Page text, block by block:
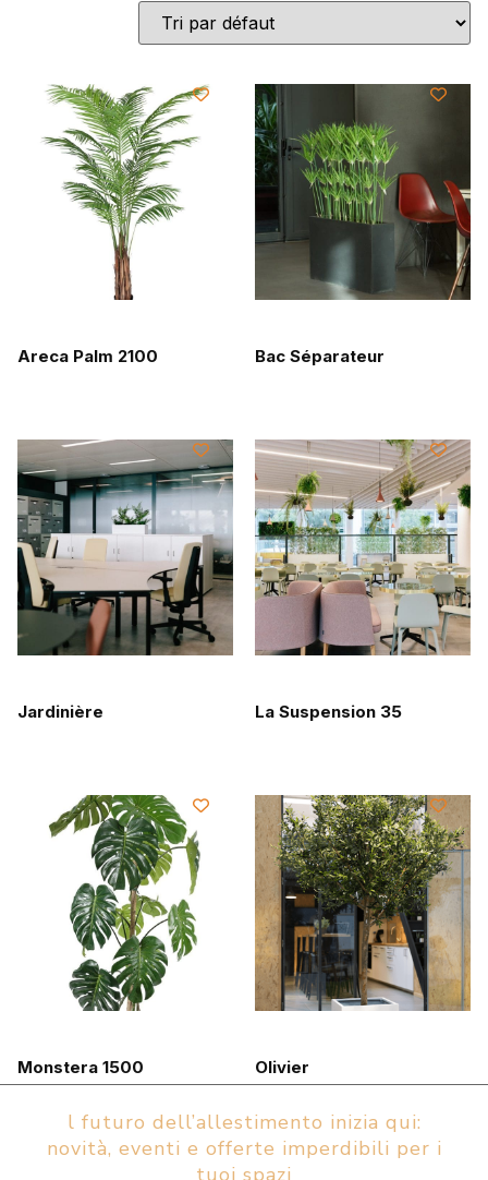
Areca Palm 2100 Bac Séparateur
Jardinière La Suspension 35
Monstera 1500 Olivier
l futuro dell’allestimento inizia qui:
novità, eventi e offerte imperdibili per i
tuoi spazi